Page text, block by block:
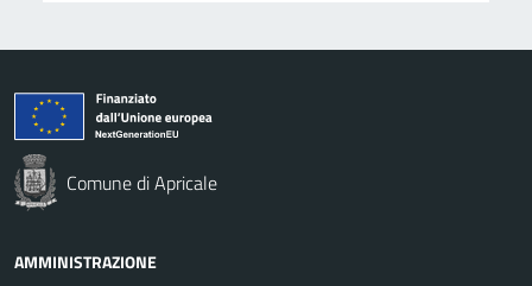
Comune di Apricale
AMMINISTRAZIONE